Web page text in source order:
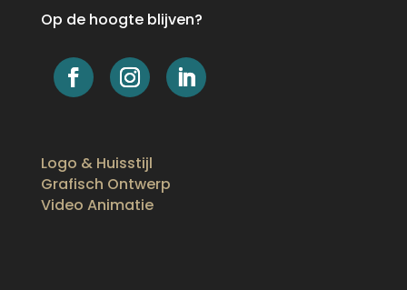
Op de hoogte blijven?
Logo & Huisstijl
Grafisch Ontwerp
Video Animatie